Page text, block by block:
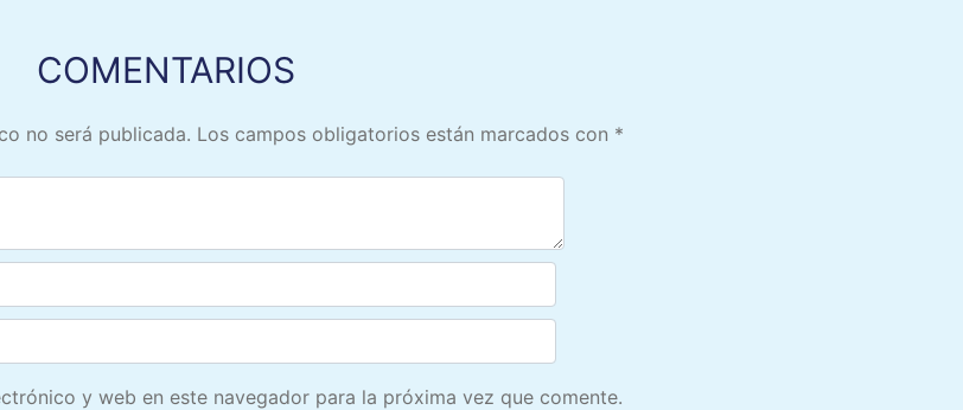
COMENTARIOS
no será publicada. Los campos obligatorios están marcados con *
y web en este navegador para la próxima vez que comente.